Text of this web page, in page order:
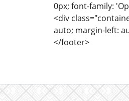
0px; font-family:
<div
auto; margin-left:
</footer>